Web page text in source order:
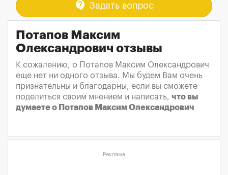
contact_support Задать вопрос
Потапов Максим
Олександрович отзывы
К сожалению, о Потапов Максим Олександрович
еще нет ни одного отзыва. Мы будем Вам очень
признательны и благодарны, если вы сможете
поделиться своим мнением и написать, что вы
думаете о Потапов Максим Олександрович
Реклама